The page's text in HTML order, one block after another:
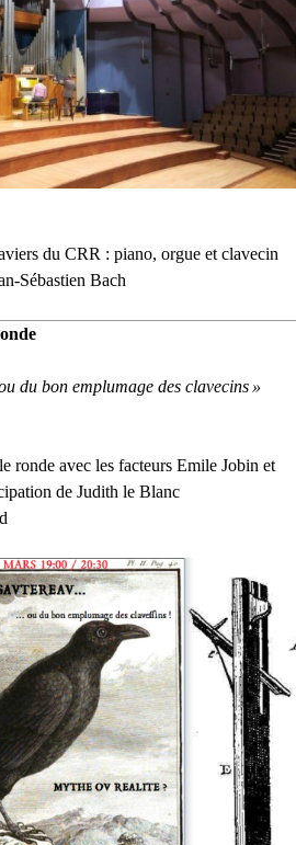
du CRR : piano, orgue et clavecin
Sébastien Bach
du bon emplumage des clavecins »
ronde avec les facteurs Emile Jobin et
de Judith le Blanc